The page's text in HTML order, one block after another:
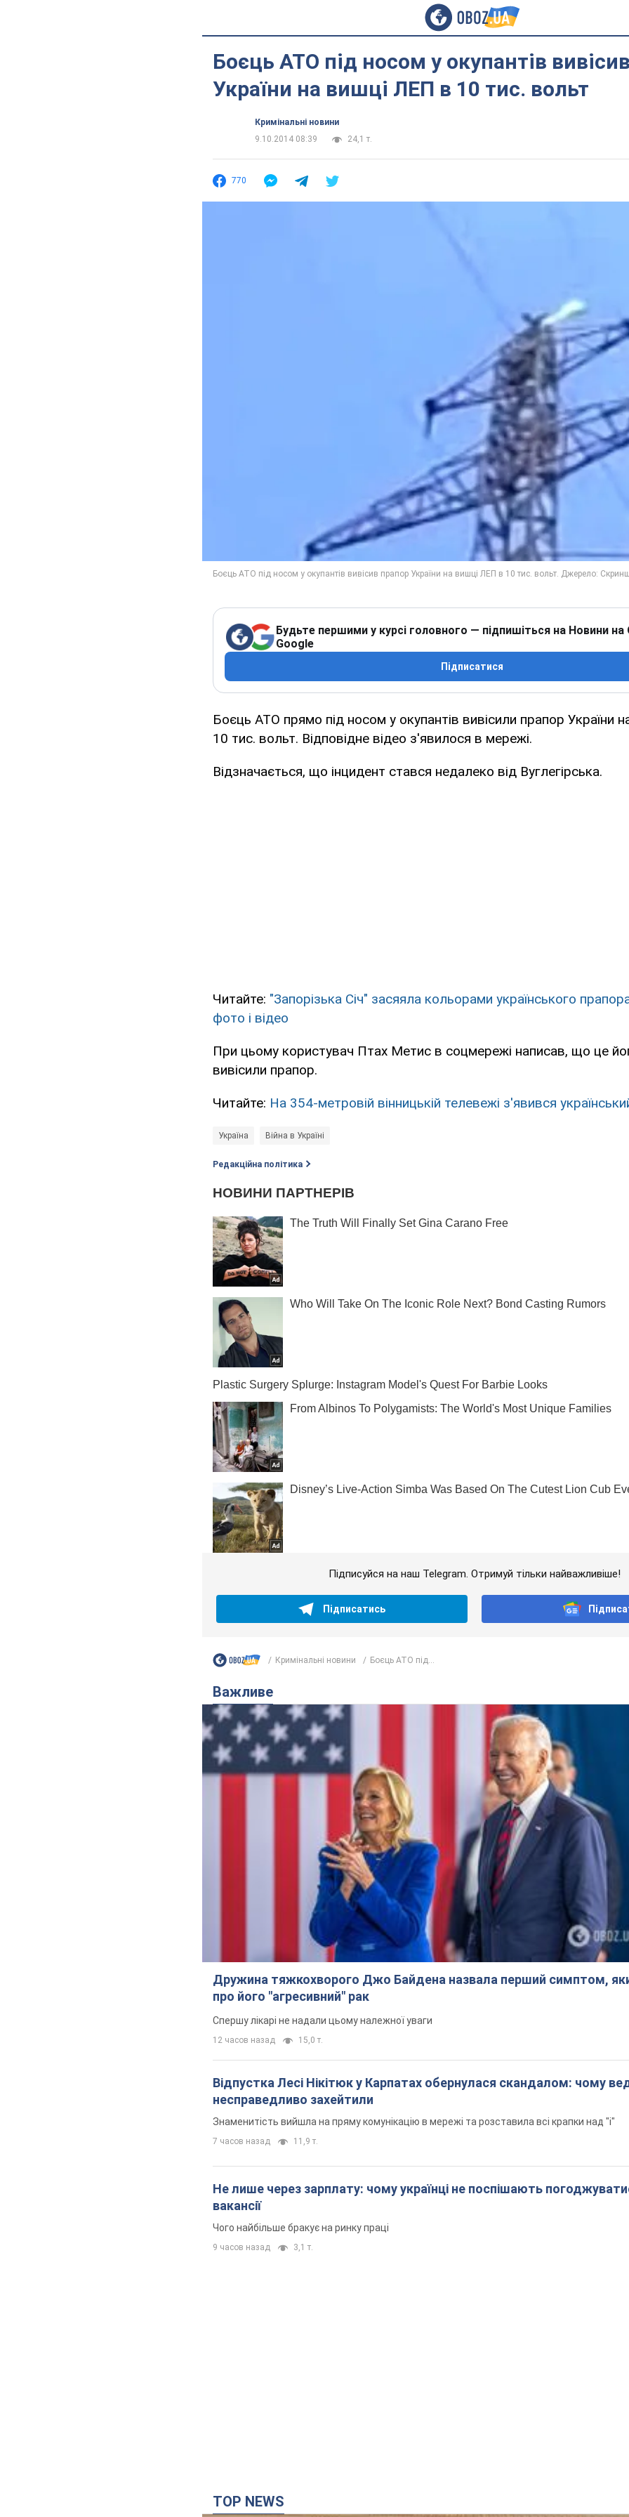
Боєць АТО під носом у окупантів
України на вишці ЛЕП в 10 тис. вольт
Кримінальні новини
9.10.2014 08:39
24,1 т.
770
Будьте першими у курсі головного — підпишіться на Новини на
Google
Підписатися
Боєць АТО прямо під носом у окупантів вивісили прапор України
10 тис. вольт. Відповідне відео з'явилося в мережі.
Відзначається, що інцидент стався недалеко від Вуглегірська.
Читайте: "Запорізька Січ" засяяла кольорами українського
фото і відео
При цьому користувач Птах Метис в соцмережі написав, що це
вивісили прапор.
Читайте: На 354-метровій вінницькій телевежі з'явився
Україна Війна в Україні
Редакційна політика
Підписуйся на наш Telegram. Отримуй тільки найважливіше!
Підписатись
Кримінальні новини Боєць АТО під...
Важливе
Дружина тяжкохворого Джо Байдена назвала перший симптом,
про його "агресивний" рак
Спершу лікарі не надали цьому належної уваги
12 часов назад 15,0 т.
Відпустка Лесі Нікітюк у Карпатах обернулася скандалом: чому
несправедливо захейтили
Знаменитість вийшла на пряму комунікацію в мережі та розставила всі крапки над "і"
7 часов назад 11,9 т.
Не лише через зарплату: чому українці не поспішають
вакансії
Чого найбільше бракує на ринку праці
9 часов назад 3,1 т.
TOP NEWS